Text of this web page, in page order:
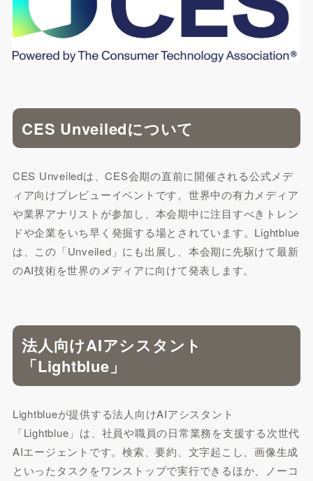
CES Unveiledについて
CES Unveiledは、CES会期の直前に開催される公式メデ
ィア向けプレビューイベントです。世界中の有力メディア
や業界アナリストが参加し、本会期中に注目すべきトレン
ドや企業をいち早く発掘する場とされています。Lightblue
は、この「Unveiled」にも出展し、本会期に先駆けて最新
のAI技術を世界のメディアに向けて発表します。
法人向けAIアシスタント
「Lightblue」
Lightblueが提供する法人向けAIアシスタント
「Lightblue」は、社員や職員の日常業務を支援する次世代
AIエージェントです。検索、要約、文字起こし、画像生成
といったタスクをワンストップで実行できるほか、ノーコ